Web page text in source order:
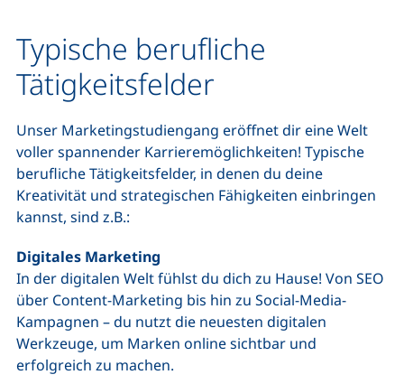
Typische berufliche
Tätigkeitsfelder
Unser Marketingstudiengang eröffnet dir eine Welt
voller spannender Karrieremöglichkeiten! Typische
berufliche Tätigkeitsfelder, in denen du deine
Kreativität und strategischen Fähigkeiten einbringen
kannst, sind z.B.:
Digitales Marketing
In der digitalen Welt fühlst du dich zu Hause! Von SEO
über Content-Marketing bis hin zu Social-Media-
Kampagnen – du nutzt die neuesten digitalen
Werkzeuge, um Marken online sichtbar und
erfolgreich zu machen.